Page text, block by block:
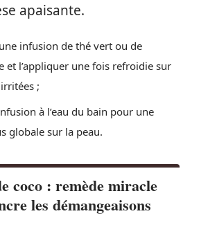
apaisante.
infusion de thé vert ou de
et l’appliquer une fois refroidie sur
;
à l’eau du bain pour une
globale sur la peau.
coco : remède miracle
les démangeaisons